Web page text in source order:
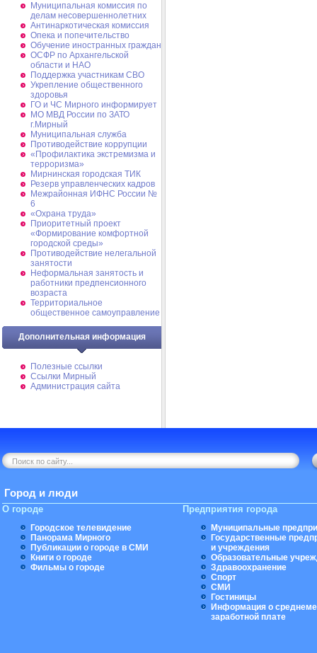
Муниципальная комиссия по
делам несовершеннолетних
Антинаркотическая комиссия
Опека и попечительство
Обучение иностранных граждан
ОСФР по Архангельской
области и НАО
Поддержка участникам СВО
Укрепление общественного
здоровья
ГО и ЧС Мирного информирует
МО МВД России по ЗАТО
г.Мирный
Муниципальная cлужба
Противодействие коррупции
«Профилактика экстремизма и
терроризма»
Мирнинская городская ТИК
Резерв управленческих кадров
Межрайонная ИФНС России №
6
«Охрана труда»
Приоритетный проект
«Формирование комфортной
городской среды»
Противодействие нелегальной
занятости
Неформальная занятость и
работники предпенсионного
возраста
Территориальное
общественное самоуправление
Дополнительная информация
Полезные ссылки
Ссылки Мирный
Администрация сайта
Город и люди
О городе
Городское телевидение
Панорама Мирного
Публикации о городе в СМИ
Книги о городе
Фильмы о городе
Предприятия города
Муниципальные
Государственные
и учреждения
Образовательные
Здравоохранение
Спорт
СМИ
Гостиницы
Информация о
заработной плате